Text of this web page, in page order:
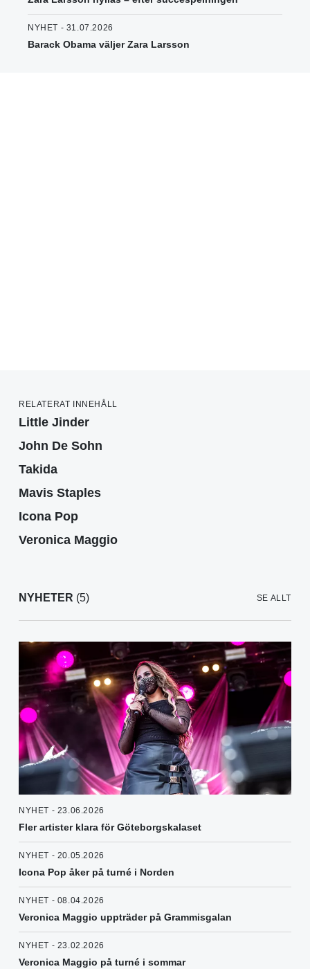
NYHET - 31.07.2026
Barack Obama väljer Zara Larsson
RELATERAT INNEHÅLL
Little Jinder
John De Sohn
Takida
Mavis Staples
Icona Pop
Veronica Maggio
NYHETER (5) SE ALLT
NYHET - 23.06.2026
Fler artister klara för Göteborgskalaset
NYHET - 20.05.2026
Icona Pop åker på turné i Norden
NYHET - 08.04.2026
Veronica Maggio uppträder på Grammisgalan
NYHET - 23.02.2026
Veronica Maggio på turné i sommar